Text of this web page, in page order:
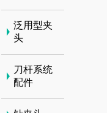
泛用型夹
头
刀杆系统
配件